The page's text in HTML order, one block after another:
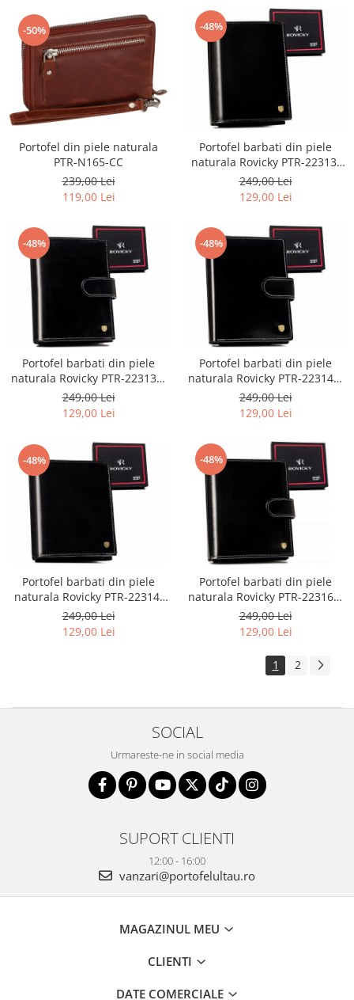
-50%
Portofel din piele naturala
PTR-N165-CC
239,00 Lei
119,00 Lei
-48%
Portofel barbati din piele
naturala Rovicky PTR-22313-
VT-RVT
249,00 Lei
129,00 Lei
-48%
Portofel barbati din piele
naturala Rovicky PTR-22313L-
VT-RVT
249,00 Lei
129,00 Lei
-48%
Portofel barbati din piele
naturala Rovicky PTR-22314L-
RVT-2961
249,00 Lei
129,00 Lei
-48%
Portofel barbati din piele
naturala Rovicky PTR-22314-
RVT-2978
249,00 Lei
129,00 Lei
-48%
Portofel barbati din piele
naturala Rovicky PTR-22316L-
RVT-2985
249,00 Lei
129,00 Lei
1 2
SOCIAL
Urmareste-ne in social media
SUPORT CLIENTI
12:00 - 16:00
vanzari@portofelultau.ro
MAGAZINUL MEU
CLIENTI
DATE COMERCIALE